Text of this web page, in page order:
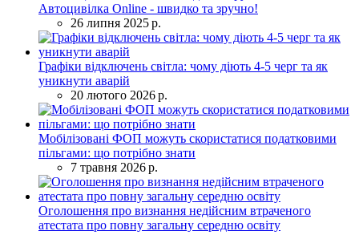
Автоцивілка Online - швидко та зручно!
26 липня 2025 р.
Графіки відключень світла: чому діють 4-5 черг та як
уникнути аварій
20 лютого 2026 р.
Мобілізовані ФОП можуть скористатися податковими
пільгами: що потрібно знати
7 травня 2026 р.
Оголошення про визнання недійсним втраченого
атестата про повну загальну середню освіту